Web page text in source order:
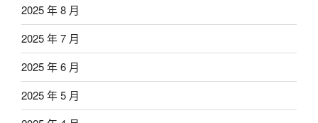
2025 年 8 月
2025 年 7 月
2025 年 6 月
2025 年 5 月